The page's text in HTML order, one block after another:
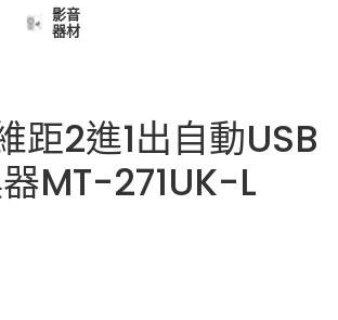
影音
器材
距2進1出自動USB
MT-271UK-L